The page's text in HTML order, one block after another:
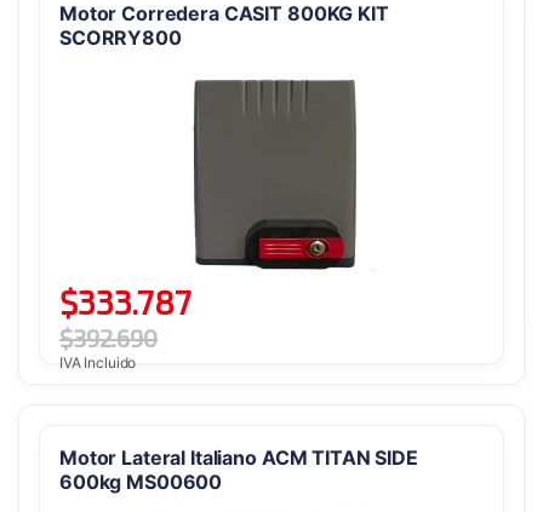
Motor Corredera CASIT 800KG KIT
SCORRY800
$333.787
$392.690
IVA Incluido
Motor Lateral Italiano ACM TITAN SIDE
600kg MS00600